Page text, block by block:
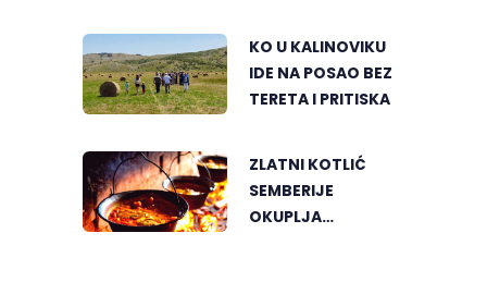
KO U KALINOVIKU
IDE NA POSAO BEZ
TERETA I PRITISKA
ZLATNI KOTLIĆ
SEMBERIJE
OKUPLJA